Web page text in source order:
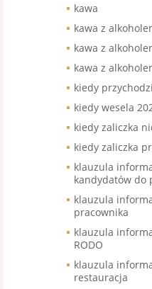
kawa
kawa z
kawa z
kawa z
kiedy
kiedy wesela
kiedy zaliczka
kiedy zaliczka
klauzula
kandydatów do
klauzula
pracownika
klauzula
RODO
klauzula
restauracja